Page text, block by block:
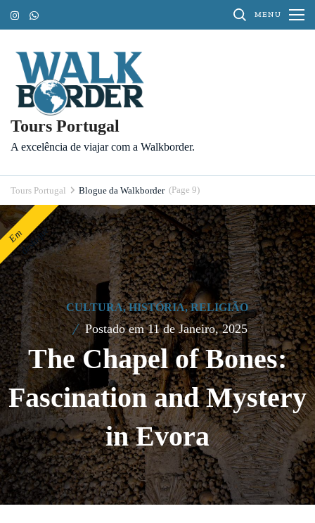
Pular
para
conteúdo
(Pressione
MENU
Tours Portugal
A excelência de viajar com a Walkborder.
Tours Portugal Blogue da Walkborder (Page 9)
Blogue
da
Walkborder
CULTURA,HISTÓRIA,RELIGIÃO
Postado em11 de Janeiro, 2025
The Chapel of Bones:
Fascination and Mystery
in Evora
E
m
d
e
s
t
a
q
ue